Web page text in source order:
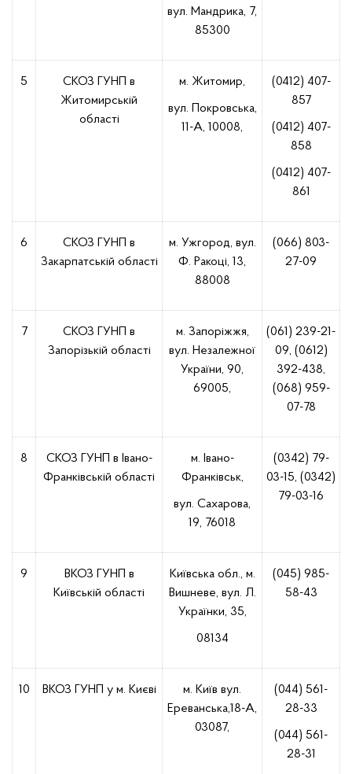
вул. Мандрика, 7,
85300
5
СКОЗ ГУНП в
Житомирській
області
м. Житомир,
вул. Покровська,
11-А, 10008,
(0412) 407-
857
(0412) 407-
858
(0412) 407-
861
6
СКОЗ ГУНП в
Закарпатській області
м. Ужгород, вул.
Ф. Ракоці, 13,
88008
(066) 803-
27-09
7
СКОЗ ГУНП в
Запорізькій області
м. Запоріжжя,
вул. Незалежної
України, 90,
69005,
(061) 239-21-
09, (0612)
392-438,
(068) 959-
07-78
8
СКОЗ ГУНП в Івано-
Франківській області
м. Івано-
Франківськ,
вул. Сахарова,
19, 76018
(0342) 79-
03-15, (0342)
79-03-16
9
ВКОЗ ГУНП в
Київській області
Київська обл., м.
Вишневе, вул. Л.
Українки, 35,
08134
(045) 985-
58-43
10 ВКОЗ ГУНП у м. Києві
м. Київ вул.
Ереванська,18-А,
03087,
(044) 561-
28-33
(044) 561-
28-31